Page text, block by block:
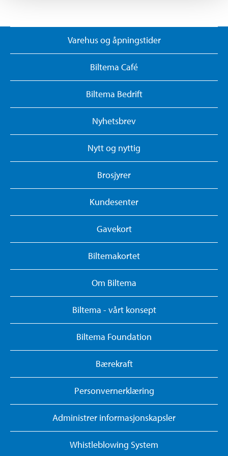
Varehus og åpningstider
Biltema Café
Biltema Bedrift
Nyhetsbrev
Nytt og nyttig
Brosjyrer
Kundesenter
Gavekort
Biltemakortet
Om Biltema
Biltema - vårt konsept
Biltema Foundation
Bærekraft
Personvernerklæring
Administrer informasjonskapsler
Whistleblowing System